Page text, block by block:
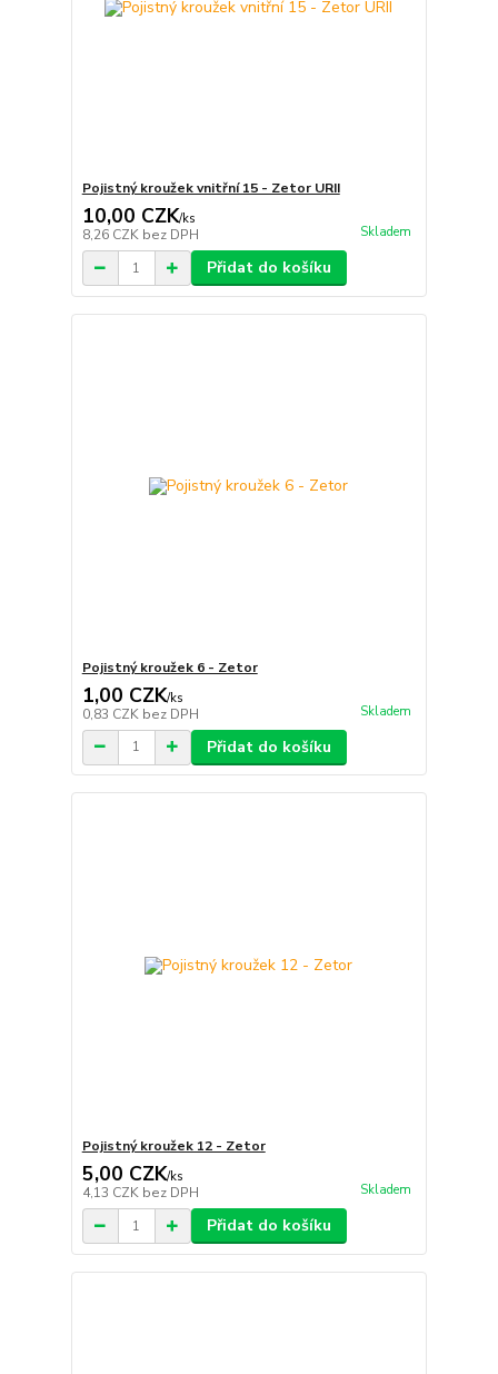
Pojistný kroužek vnitřní 15 - Zetor URII
10,00 CZK/ks
8,26 CZK bez DPH Skladem
Přidat do košíku
Pojistný kroužek 6 - Zetor
1,00 CZK/ks
0,83 CZK bez DPH Skladem
Přidat do košíku
Pojistný kroužek 12 - Zetor
5,00 CZK/ks
4,13 CZK bez DPH Skladem
Přidat do košíku